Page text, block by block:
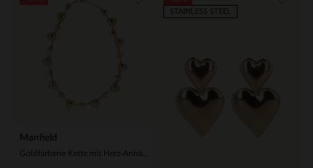
Manfield
STAINLESS STEEL